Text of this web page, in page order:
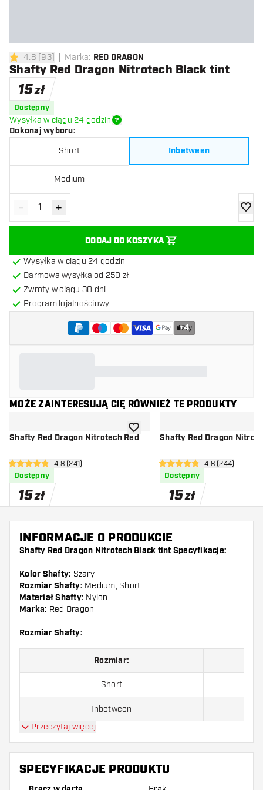
4.8 gwiazdki oceny
4.8 [93] Marka: RED DRAGON
Shafty Red Dragon Nitrotech Black tint
15zł
Dostępny
Wysyłka w ciągu 24 godzin
Dokonaj wyboru:
Short Inbetween
Medium
Zmniejsz ilość
- Zwiększ ilość
+
DODAJ DO KOSZYKA
Wysyłka w ciągu 24 godzin
Darmowa wysyłka od 250 zł
Zwroty w ciągu 30 dni
Program lojalnościowy
+4
MOŻE ZAINTERESUJĄ CIĘ RÓWNIEŻ TE PRODUKTY
Shafty Red Dragon Nitrotech Red
otwórz panel recenzji
4.8 gwiazdki oceny
4.8 (241)
Dostępny
15zł
dodaj do listy życzeń
Shafty Red Dragon
otwórz panel
4.8 gwiazdki oceny
4.8 (244)
Dostępny
15zł
INFORMACJE O PRODUKCIE
Shafty Red Dragon Nitrotech Black tint Specyfikacje:
Kolor Shafty: Szary
Rozmiar Shafty: Medium, Short
Materiał Shafty: Nylon
Marka: Red Dragon
Rozmiar Shafty:
Rozmiar:
Short
Inbetween
Shafty są sprzedawane jako zestaw (3 shafty razem)
Przeczytaj więcej
SPECYFIKACJE PRODUKTU